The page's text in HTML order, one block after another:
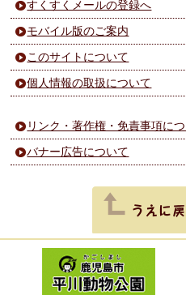
すくすくメールの登録へ
モバイル版のご案内
このサイトについて
個人情報の取扱について
リンク・著作権・免責事項に
バナー広告について